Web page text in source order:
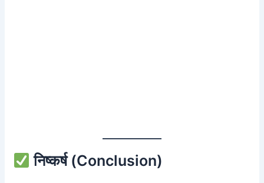
निष्कर्ष (Conclusion)